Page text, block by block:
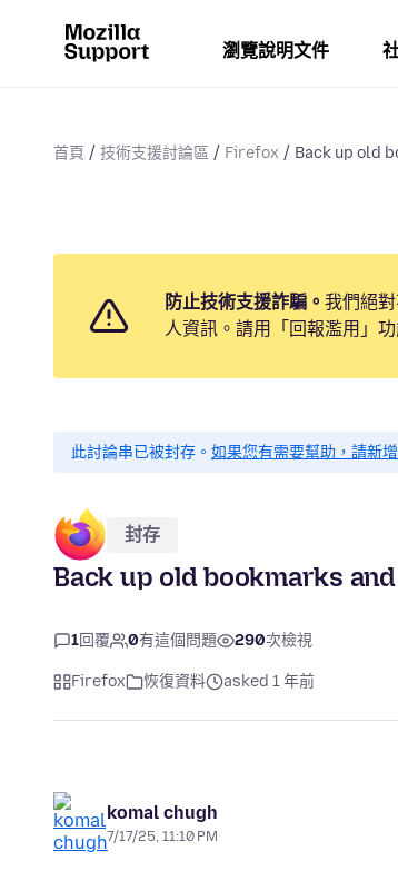
瀏覽說明文件
首頁 技術支援討論區 Firefox Back up old
防止技術支援詐騙。 我們絕
人資訊。請用「回報濫用」
此討論串已被封存。 如果您有需要幫助，請新
封存
Back up old bookmarks
1回覆 0有這個問題 290次檢視
Firefox 恢復資料 asked 1 年前
komal chugh
7/17/25, 11:10 PM